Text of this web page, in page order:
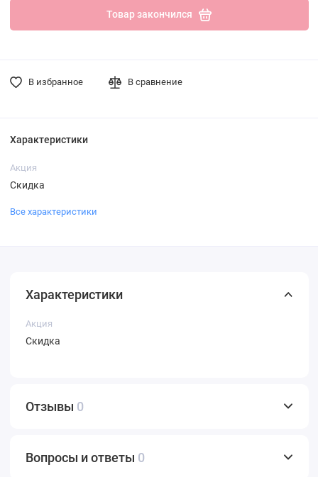
Товар закончился
В избранное В сравнение
Характеристики
Акция
Скидка
Все характеристики
Характеристики
Акция
Скидка
Отзывы 0
Вопросы и ответы 0